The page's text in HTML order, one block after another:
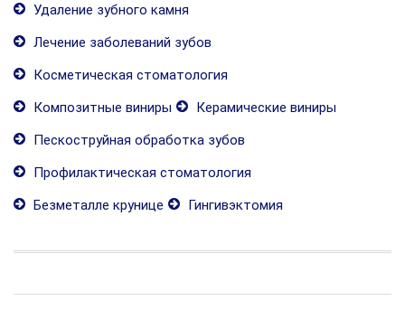
Удаление зубного камня
Лечение заболеваний зубов
Косметическая стоматология
Композитные виниры
Керамические виниры
Пескоструйная обработка зубов
Профилактическая стоматология
Безметалле крунице
Гингивэктомия